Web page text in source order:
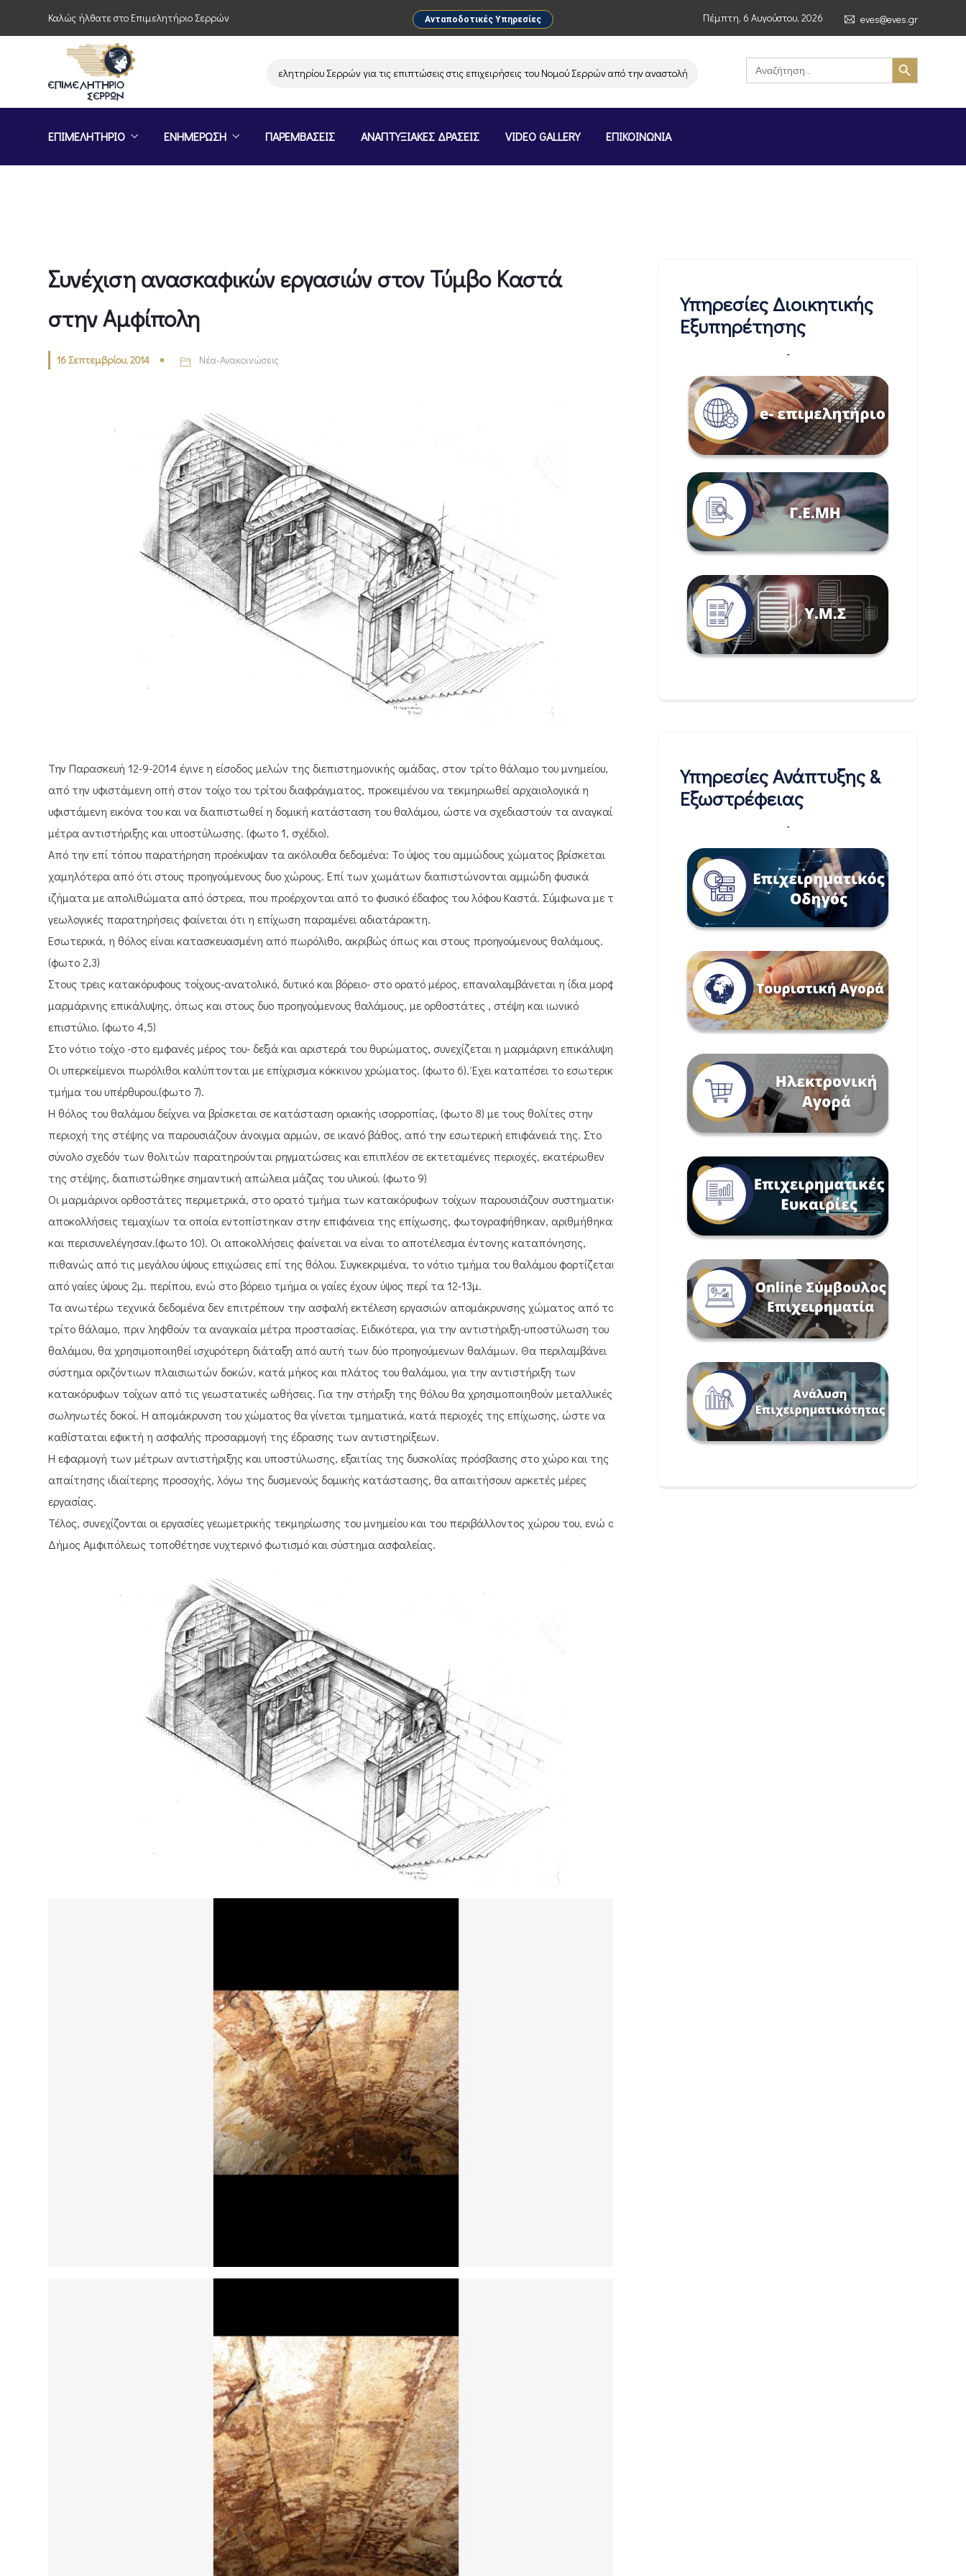
Καλώς ήλθατε στο Επιμελητήριο Σερρών Ανταποδοτικές Υπηρεσίες Πέμπτη, 6 Αυγούστου, 2026 eves@eves.gr
Παρέμβαση του Επιμελητηρίου Σερρών για τις επιπτώσεις στις επιχειρήσεις του Νομού Σερρών από την αναστολή λειτουργίας της αλυσίδας σούπερ μάρκετ MERE στην Ελλάδα –
Search
for:
Search Button
ΕΠΙΜΕΛΗΤΗΡΙΟ ΕΝΗΜΕΡΩΣΗ ΠΑΡΕΜΒΑΣΕΙΣ ΑΝΑΠΤΥΞΙΑΚΕΣ ΔΡΑΣΕΙΣ VIDEO GALLERY ΕΠΙΚΟΙΝΩΝΙΑ
Συνέχιση ανασκαφικών εργασιών στον Τύμβο Καστά
στην Αμφίπολη
16 Σεπτεμβρίου, 2014 Νέα-Ανακοινώσεις
Την Παρασκευή 12-9-2014 έγινε η είσοδος μελών της διεπιστημονικής ομάδας, στον τρίτο θάλαμο του μνημείου,
από την υφιστάμενη οπή στον τοίχο του τρίτου διαφράγματος, προκειμένου να τεκμηριωθεί αρχαιολογικά η
υφιστάμενη εικόνα του και να διαπιστωθεί η δομική κατάσταση του θαλάμου, ώστε να σχεδιαστούν τα αναγκαία
μέτρα αντιστήριξης και υποστύλωσης. (φωτο 1, σχέδιο).
Από την επί τόπου παρατήρηση προέκυψαν τα ακόλουθα δεδομένα: Το ύψος του αμμώδους χώματος βρίσκεται
χαμηλότερα από ότι στους προηγούμενους δυο χώρους. Επί των χωμάτων διαπιστώνονται αμμώδη φυσικά
ιζήματα με απολιθώματα από όστρεα, που προέρχονται από το φυσικό έδαφος του λόφου Καστά. Σύμφωνα με τις
γεωλογικές παρατηρήσεις φαίνεται ότι η επίχωση παραμένει αδιατάρακτη.
Εσωτερικά, η θόλος είναι κατασκευασμένη από πωρόλιθο, ακριβώς όπως και στους προηγούμενους θαλάμους.
(φωτο 2,3)
Στους τρεις κατακόρυφους τοίχους-ανατολικό, δυτικό και βόρειο- στο ορατό μέρος, επαναλαμβάνεται η ίδια μορφή
μαρμάρινης επικάλυψης, όπως και στους δυο προηγούμενους θαλάμους, με ορθοστάτες , στέψη και ιωνικό
επιστύλιο. (φωτο 4,5)
Στο νότιο τοίχο -στο εμφανές μέρος του- δεξιά και αριστερά του θυρώματος, συνεχίζεται η μαρμάρινη επικάλυψη.
Οι υπερκείμενοι πωρόλιθοι καλύπτονται με επίχρισμα κόκκινου χρώματος. (φωτο 6). Έχει καταπέσει το εσωτερικό
τμήμα του υπέρθυρου.(φωτο 7).
Η θόλος του θαλάμου δείχνει να βρίσκεται σε κατάσταση οριακής ισορροπίας, (φωτο 8) με τους θολίτες στην
περιοχή της στέψης να παρουσιάζουν άνοιγμα αρμών, σε ικανό βάθος, από την εσωτερική επιφάνειά της. Στο
σύνολο σχεδόν των θολιτών παρατηρούνται ρηγματώσεις και επιπλέον σε εκτεταμένες περιοχές, εκατέρωθεν
της στέψης, διαπιστώθηκε σημαντική απώλεια μάζας του υλικού. (φωτο 9)
Οι μαρμάρινοι ορθοστάτες περιμετρικά, στο ορατό τμήμα των κατακόρυφων τοίχων παρουσιάζουν συστηματικά
αποκολλήσεις τεμαχίων τα οποία εντοπίστηκαν στην επιφάνεια της επίχωσης, φωτογραφήθηκαν, αριθμήθηκαν
και περισυνελέγησαν.(φωτο 10). Οι αποκολλήσεις φαίνεται να είναι το αποτέλεσμα έντονης καταπόνησης,
πιθανώς από τις μεγάλου ύψους επιχώσεις επί της θόλου. Συγκεκριμένα, το νότιο τμήμα του θαλάμου φορτίζεται
από γαίες ύψους 2μ. περίπου, ενώ στο βόρειο τμήμα οι γαίες έχουν ύψος περί τα 12-13μ.
Τα ανωτέρω τεχνικά δεδομένα δεν επιτρέπουν την ασφαλή εκτέλεση εργασιών απομάκρυνσης χώματος από τον
τρίτο θάλαμο, πριν ληφθούν τα αναγκαία μέτρα προστασίας. Ειδικότερα, για την αντιστήριξη-υποστύλωση του
θαλάμου, θα χρησιμοποιηθεί ισχυρότερη διάταξη από αυτή των δύο προηγούμενων θαλάμων. Θα περιλαμβάνει
σύστημα οριζόντιων πλαισιωτών δοκών, κατά μήκος και πλάτος του θαλάμου, για την αντιστήριξη των
κατακόρυφων τοίχων από τις γεωστατικές ωθήσεις. Για την στήριξη της θόλου θα χρησιμοποιηθούν μεταλλικές
σωληνωτές δοκοί. Η απομάκρυνση του χώματος θα γίνεται τμηματικά, κατά περιοχές της επίχωσης, ώστε να
καθίσταται εφικτή η ασφαλής προσαρμογή της έδρασης των αντιστηρίξεων.
Η εφαρμογή των μέτρων αντιστήριξης και υποστύλωσης, εξαιτίας της δυσκολίας πρόσβασης στο χώρο και της
απαίτησης ιδιαίτερης προσοχής, λόγω της δυσμενούς δομικής κατάστασης, θα απαιτήσουν αρκετές μέρες
εργασίας.
Τέλος, συνεχίζονται οι εργασίες γεωμετρικής τεκμηρίωσης του μνημείου και του περιβάλλοντος χώρου του, ενώ ο
Δήμος Αμφιπόλεως τοποθέτησε νυχτερινό φωτισμό και σύστημα ασφαλείας.
Υπηρεσίες Διοικητικής
Εξυπηρέτησης
-
Υπηρεσίες Ανάπτυξης &
Εξωστρέφειας
-